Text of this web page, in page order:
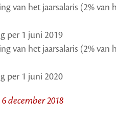
van het jaarsalaris (2% van
per 1 juni 2019
van het jaarsalaris (2% van
per 1 juni 2020
december 2018